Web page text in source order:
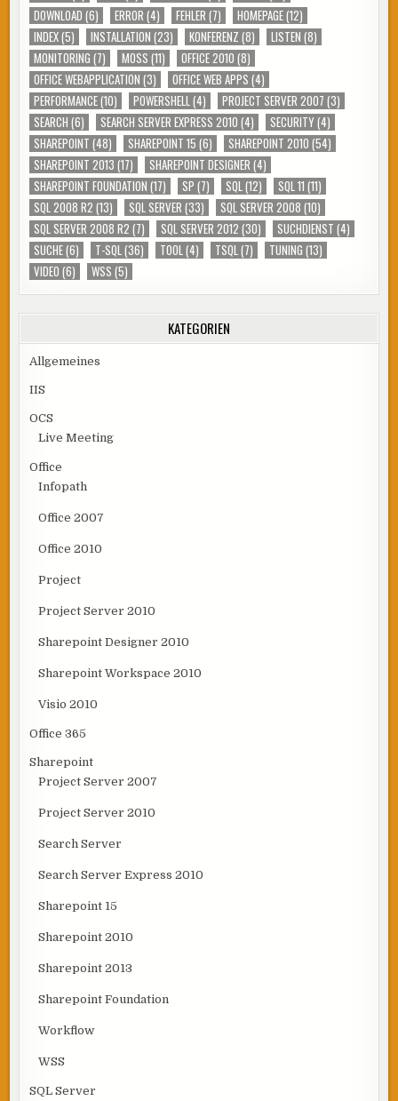
DOWNLOAD (6) ERROR (4) FEHLER (7) HOMEPAGE(12)
INDEX(5) INSTALLATION (23) KONFERENZ (8) LISTEN (8)
MONITORING (7) MOSS (11) OFFICE 2010 (8)
OFFICE WEBAPPLICATION (3) OFFICE WEB APPS (4)
PERFORMANCE(10) POWERSHELL (4) PROJECT SERVER 2007 (3)
SEARCH (6) SEARCH SERVER EXPRESS 2010 (4) SECURITY(4)
SHAREPOINT (48) SHAREPOINT 15 (6) SHAREPOINT 2010 (54)
SHAREPOINT 2013 (17) SHAREPOINT DESIGNER (4)
SHAREPOINT FOUNDATION (17) SP (7) SQL (12) SQL 11 (11)
SQL 2008 R2 (13) SQL SERVER (33) SQL SERVER 2008 (10)
SQL SERVER 2008 R2 (7) SQL SERVER 2012 (30) SUCHDIENST (4)
SUCHE(6) T-SQL (36) TOOL (4) TSQL (7) TUNING (13)
VIDEO (6) WSS (5)
KATEGORIEN
Allgemeines
IIS
OCS
Live Meeting
Office
Infopath
Office 2007
Office 2010
Project
Project Server 2010
Sharepoint Designer 2010
Sharepoint Workspace 2010
Visio 2010
Office 365
Sharepoint
Project Server 2007
Project Server 2010
Search Server
Search Server Express 2010
Sharepoint 15
Sharepoint 2010
Sharepoint 2013
Sharepoint Foundation
Workflow
WSS
SQL Server